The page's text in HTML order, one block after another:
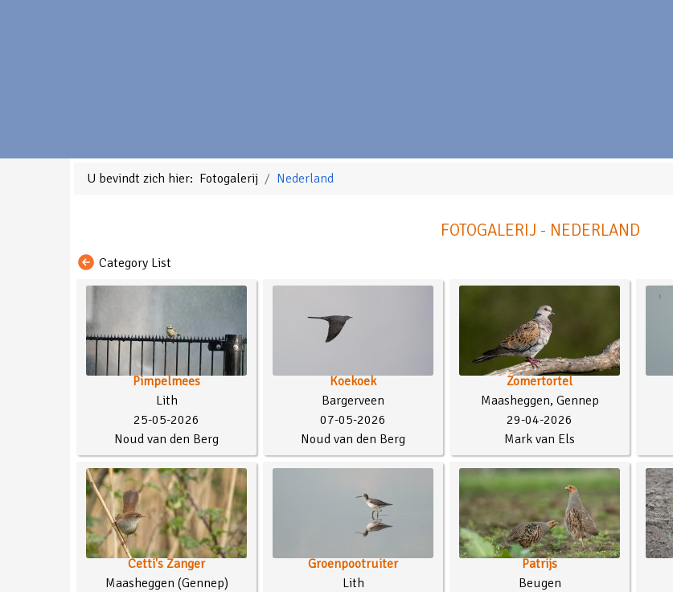
U bevindt zich hier: Fotogalerij Nederland
FOTOGALERIJ - NEDERLAND
Category List
Pimpelmees
Lith
25-05-2026
Noud van den Berg
Koekoek
Bargerveen
07-05-2026
Noud van den Berg
Zomertortel
Maasheggen, Gennep
29-04-2026
Mark van Els
Cetti's Zanger
Maasheggen (Gennep)
Groenpootruiter
Lith
Patrijs
Beugen